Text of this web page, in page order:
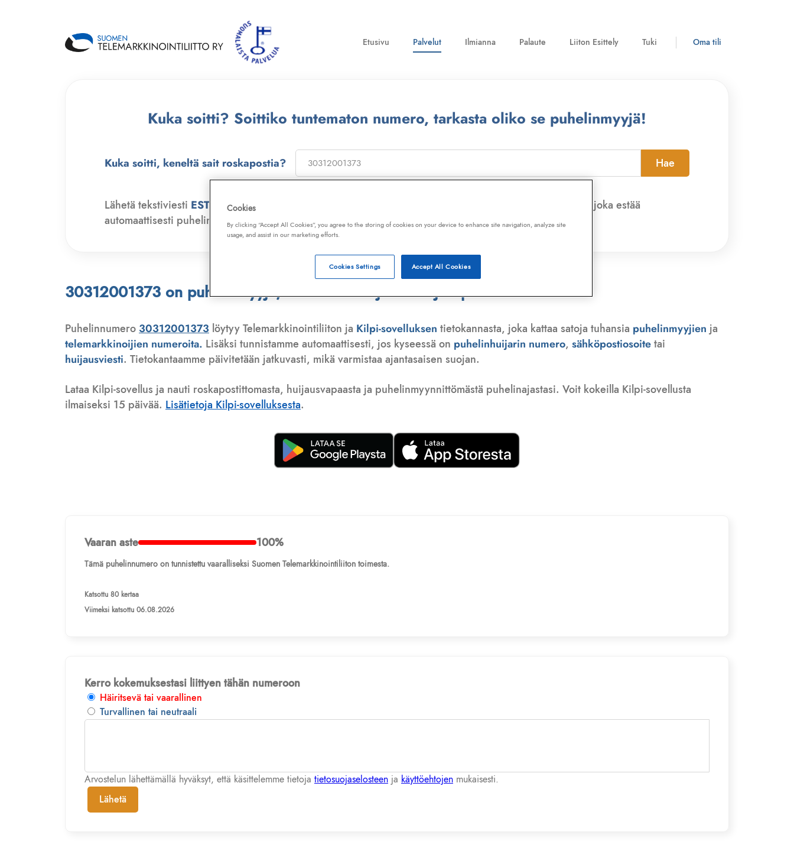
Etusivu Palvelut Ilmianna Palaute Liiton Esittely Tuki Oma tili
Kuka soitti? Soittiko tuntematon numero, tarkasta oliko se puhelinmyyjä!
Kuka soitti, keneltä sait roskapostia? Hae
Lähetä tekstiviesti ESTO numeroon
, niin saat laajan telemarkkinointikiellon ja Kilpi-sovelluksen, joka estää
automaattisesti puhelinmyyjien soitot, huijaussoitot, huijausviestit ja roskapostit.
30312001373 on puhelinmyyjä, telemarkkinoija tai huijauspuhelu
Puhelinnumero 30312001373 löytyy Telemarkkinointiliiton ja Kilpi-sovelluksen tietokannasta, joka kattaa satoja tuhansia puhelinmyyjien ja
telemarkkinoijien numeroita. Lisäksi tunnistamme automaattisesti, jos kyseessä on puhelinhuijarin numero, sähköpostiosoitetai
huijausviesti. Tietokantaamme päivitetään jatkuvasti, mikä varmistaa ajantasaisen suojan.
Lataa Kilpi-sovellus ja nauti roskapostittomasta, huijausvapaasta ja puhelinmyynnittömästä puhelinajastasi. Voit kokeilla Kilpi-sovellusta
ilmaiseksi 15 päivää. Lisätietoja Kilpi-sovelluksesta.
Vaaran aste 100%
Tämä puhelinnumero on tunnistettu vaaralliseksi Suomen Telemarkkinointiliiton toimesta.
Katsottu 80 kertaa
Viimeksi katsottu 06.08.2026
Kerro kokemuksestasi liittyen tähän numeroon
Häiritsevä tai vaarallinen
Turvallinen tai neutraali
Arvostelun lähettämällä hyväksyt, että käsittelemme tietoja tietosuojaselosteen ja käyttöehtojen mukaisesti.
Lähetä
Cookies
By clicking “Accept All Cookies”, you agree to the storing of cookies on your device to enhance site navigation, analyze site
usage, and assist in our marketing efforts.
Accept All Cookies
Cookies Settings